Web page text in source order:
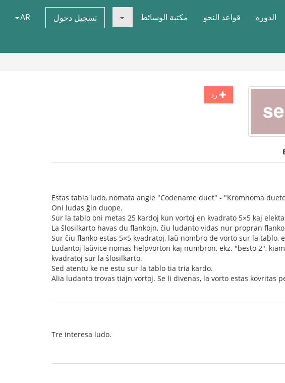
الدورة قواعد النحو مكتبة الوسائط تسجيل دخول AR
رد
Estas tabla ludo, nomata angle "Codename duet" - "Kromnoma
Oni ludas ĝin duope.
Sur la tablo oni metas 25 kardoj kun vortoj en kvadrato 5×5 kaj
La ŝlosilkarto havas du flankojn, ĉiu ludanto vidas nur propran
Sur ĉiu flanko estas 5×5 kvadratoj, laŭ nombro de vorto sur la tablo,
Ludantoj laŭvice nomas helpvorton kaj numbron, ekz. "besto 2",
kvadratoj sur la ŝlosilkarto.
Sed atentu ke ne estu sur la tablo tia tria kardo.
Alia ludanto trovas tiajn vortoj. Se li divenas, la vorto estas kovritas
Tre interesa ludo.